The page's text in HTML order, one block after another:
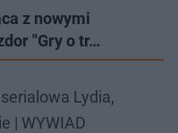
z nowymi
"Gry o tr…
Lydia,
| WYWIAD